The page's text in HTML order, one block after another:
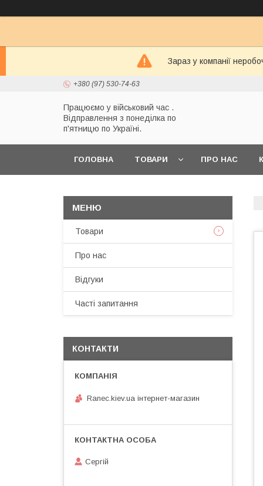
Зараз у компанії
+380 (97) 530-74-63
Працюємо у військовий час .
Відправлення з понеділка по
п'ятницю по Україні.
ГОЛОВНА ТОВАРИ ПРО НАС
Товари
Про нас
Відгуки
Часті запитання
КОНТАКТИ
Ranec.kiev.ua інтернет-магазин
Сергій